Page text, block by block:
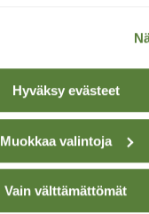
Hyväksy evästeet
Muokkaa valintoja
Vain välttämättömät
TAKAISIN LISTAAN